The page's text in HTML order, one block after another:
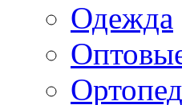
Одежда